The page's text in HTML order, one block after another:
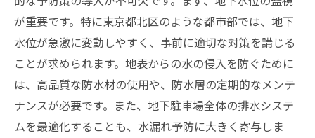
が重要です。特に東京都北区のような都市部では、地下
水位が急激に変動しやすく、事前に適切な対策を講じる
ことが求められます。地表からの水の侵入を防ぐために
は、高品質な防水材の使用や、防水層の定期的なメンテ
ナンスが必要です。また、地下駐車場全体の排水システ
ムを最適化することも、水漏れ予防に大きく寄与しま